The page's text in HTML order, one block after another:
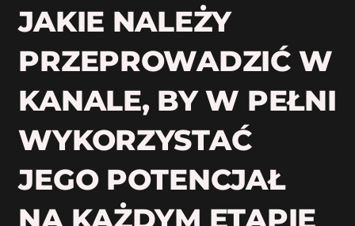
JAKIE NALEŻY
PRZEPROWADZIĆ W
KANALE, BY W PEŁNI
WYKORZYSTAĆ
JEGO POTENCJAŁ
NA KAŻDYM ETAPIE